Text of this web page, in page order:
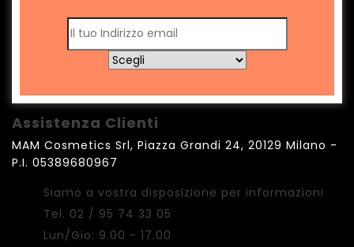
Assistenza Clienti
MAM Cosmetics Srl, Piazza Grandi 24, 20129 Milano -
P.I. 05389680967
Siamo a vostra disposizione per informazioni
Tel. 02 / 95 74 33 05
Lun/Gio: 9.00 - 17.00